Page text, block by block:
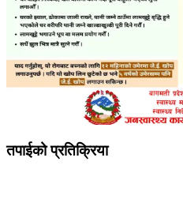
तपाईको प्रतिक्रिया